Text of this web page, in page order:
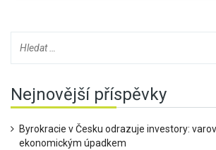
Nejnovější příspěvky
Byrokracie v Česku odrazuje investory:
ekonomickým úpadkem